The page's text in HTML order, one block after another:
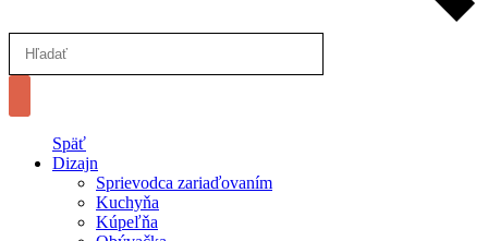
Späť
Dizajn
Sprievodca zariaďovaním
Kuchyňa
Kúpeľňa